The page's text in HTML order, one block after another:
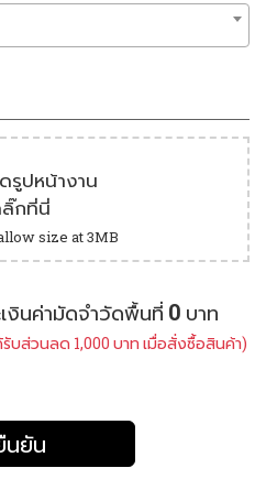
รูปหน้างาน
กที่นี่
size at 3MB
เงินค่ามัดจำวัดพื้นที่ 0 บาท
บส่วนลด 1,000 บาท เมื่อสั่งซื้อสินค้า)
นยัน